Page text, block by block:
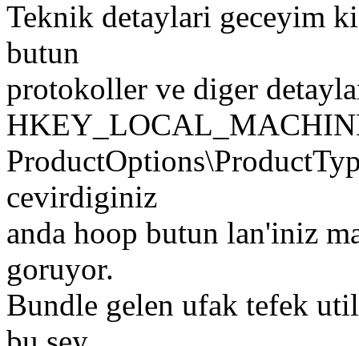
Teknik detaylari geceyim
butun
protokoller ve diger
cevirdiginiz
anda hoop butun lan'iniz
goruyor.
Bundle gelen ufak tefek